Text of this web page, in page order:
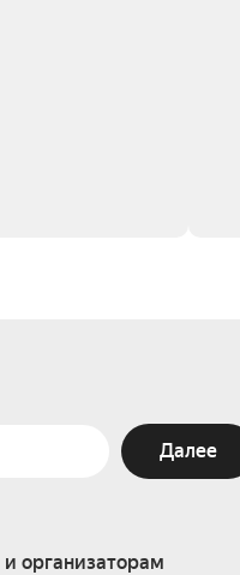
Далее
организаторам